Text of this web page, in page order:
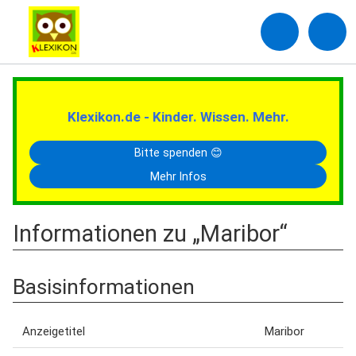
Klexikon.de - Kinder. Wissen. Mehr.
Bitte spenden 😊
Mehr Infos
Informationen zu „Maribor“
Basisinformationen
Anzeigetitel Maribor